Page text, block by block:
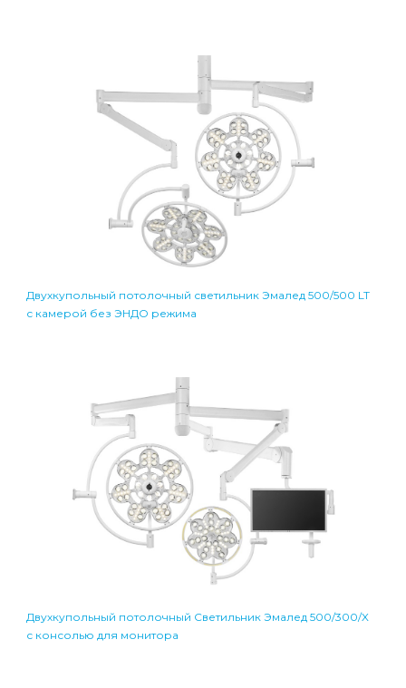
Двухкупольный потолочный светильник Эмалед 500/500 LT
с камерой без ЭНДО режима
Двухкупольный потолочный Светильник Эмалед 500/300/X
с консолью для монитора